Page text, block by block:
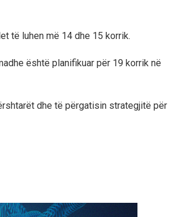
të luhen më 14 dhe 15 korrik.
është planifikuar për 19 korrik në
dhe të përgatisin strategjitë për